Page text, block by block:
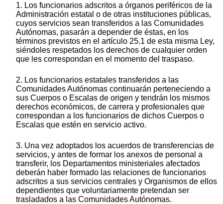
1. Los funcionarios adscritos a órganos periféricos de la
Administración estatal o de otras instituciones públicas,
cuyos servicios sean transferidos a las Comunidades
Autónomas, pasarán a depender de éstas, en los
términos previstos en el artículo 25.1 de esta misma Ley,
siéndoles respetados los derechos de cualquier orden
que les correspondan en el momento del traspaso.
2. Los funcionarios estatales transferidos a las
Comunidades Autónomas continuarán perteneciendo a
sus Cuerpos o Escalas de origen y tendrán los mismos
derechos económicos, de carrera y profesionales que
correspondan a los funcionarios de dichos Cuerpos o
Escalas que estén en servicio activo.
3. Una vez adoptados los acuerdos de transferencias de
servicios, y antes de formar los anexos de personal a
transferir, los Departamentos ministeriales afectados
deberán haber formado las relaciones de funcionarios
adscritos a sus servicios centrales y Organismos de ellos
dependientes que voluntariamente pretendan ser
trasladados a las Comunidades Autónomas.